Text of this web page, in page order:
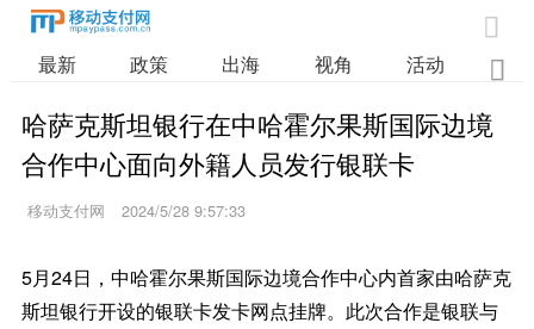

最新 政策 出海 视角 活动 业

哈萨克斯坦银行在中哈霍尔果斯国际边境
合作中心面向外籍人员发行银联卡
移动支付网 2024/5/28 9:57:33
5月24日，中哈霍尔果斯国际边境合作中心内首家由哈萨克
斯坦银行开设的银联卡发卡网点挂牌。此次合作是银联与